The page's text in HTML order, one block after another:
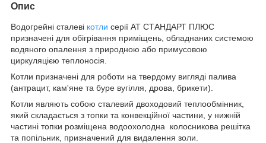
Опис
Водогрейні сталеві котли серії АТ СТАНДАРТ ПЛЮС
призначені для обігрівання приміщень, обладнаних системою
водяного опалення з природною або примусовою
циркуляцією теплоносія.
Котли призначені для роботи на твердому вигляді палива
(антрацит, кам'яне та буре вугілля, дрова, брикети).
Котли являють собою сталевий двоходовий теплообмінник,
який складається з топки та конвекційної частини, у нижній
частині топки розміщена водоохолодна колосникова решітка
та попільник, призначений для видалення золи.